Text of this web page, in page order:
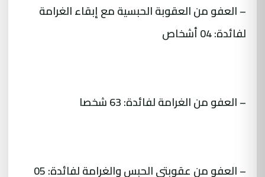
– العفو من العقوبة الحبسية مع إبقاء الغرامة
لفائدة: 04 أشخاص
– العفو من الغرامة لفائدة: 63 شخصا
– العفو من عقوبتي الحبس والغرامة لفائدة: 05